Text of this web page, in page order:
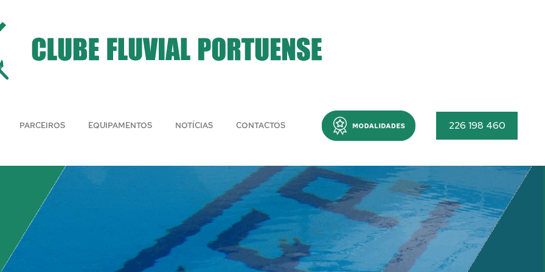
PARCEIROS EQUIPAMENTOS NOTÍCIAS CONTACTOS Menu 226 198 460